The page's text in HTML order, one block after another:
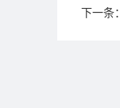
下一条：